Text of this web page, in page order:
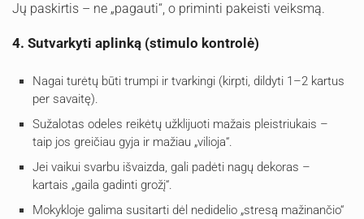
Jų paskirtis – ne „pagauti“, o priminti pakeisti veiksmą.
4. Sutvarkyti aplinką (stimulo kontrolė)
Nagai turėtų būti trumpi ir tvarkingi (kirpti, dildyti 1–2 kartus
per savaitę).
Sužalotas odeles reikėtų užklijuoti mažais pleistriukais –
taip jos greičiau gyja ir mažiau „vilioja“.
Jei vaikui svarbu išvaizda, gali padėti nagų dekoras –
kartais „gaila gadinti grožį“.
Mokykloje galima susitarti dėl nedidelio „stresą mažinančio“